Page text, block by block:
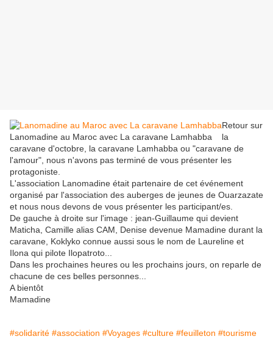
Lanomadine au Maroc avec La caravane Lamhabba
Retour sur
la
caravane d'octobre, la caravane Lamhabba ou "caravane de
l'amour", nous n'avons pas terminé de vous présenter les
protagoniste.
L'association Lanomadine était partenaire de cet événement
organisé par l'association des auberges de jeunes de Ouarzazate
et nous nous devons de vous présenter les participant/es.
De gauche à droite sur l'image : jean-Guillaume qui devient
Maticha, Camille alias CAM, Denise devenue Mamadine durant la
caravane, Koklyko connue aussi sous le nom de Laureline et
Ilona qui pilote Ilopatroto...
Dans les prochaines heures ou les prochains jours, on reparle de
chacune de ces belles personnes...
A bientôt
Mamadine
#solidarité #association #Voyages #culture #feuilleton #tourisme